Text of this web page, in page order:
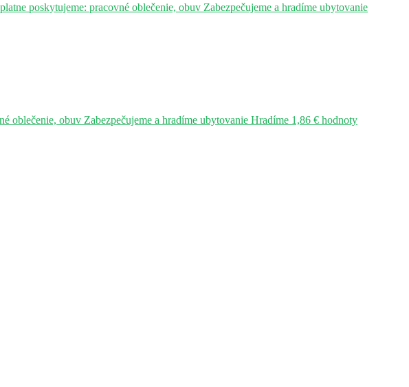
poskytujeme: pracovné oblečenie, obuv Zabezpečujeme a hradíme ubytovanie
oblečenie, obuv Zabezpečujeme a hradíme ubytovanie Hradíme 1,86 € hodnoty